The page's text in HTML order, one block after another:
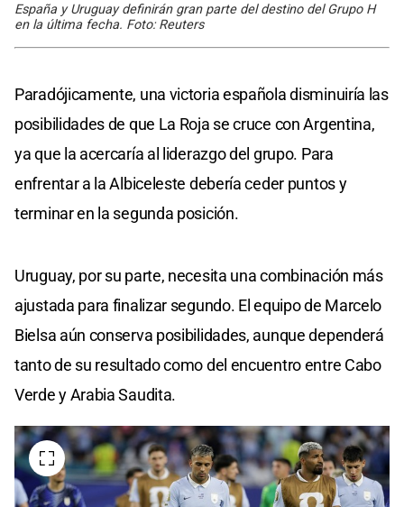
España y Uruguay definirán gran parte del destino del Grupo H
en la última fecha. Foto: Reuters
Paradójicamente, una victoria española disminuiría las
posibilidades de que La Roja se cruce con Argentina,
ya que la acercaría al liderazgo del grupo. Para
enfrentar a la Albiceleste debería ceder puntos y
terminar en la segunda posición.
Uruguay, por su parte, necesita una combinación más
ajustada para finalizar segundo. El equipo de Marcelo
Bielsa aún conserva posibilidades, aunque dependerá
tanto de su resultado como del encuentro entre Cabo
Verde y Arabia Saudita.